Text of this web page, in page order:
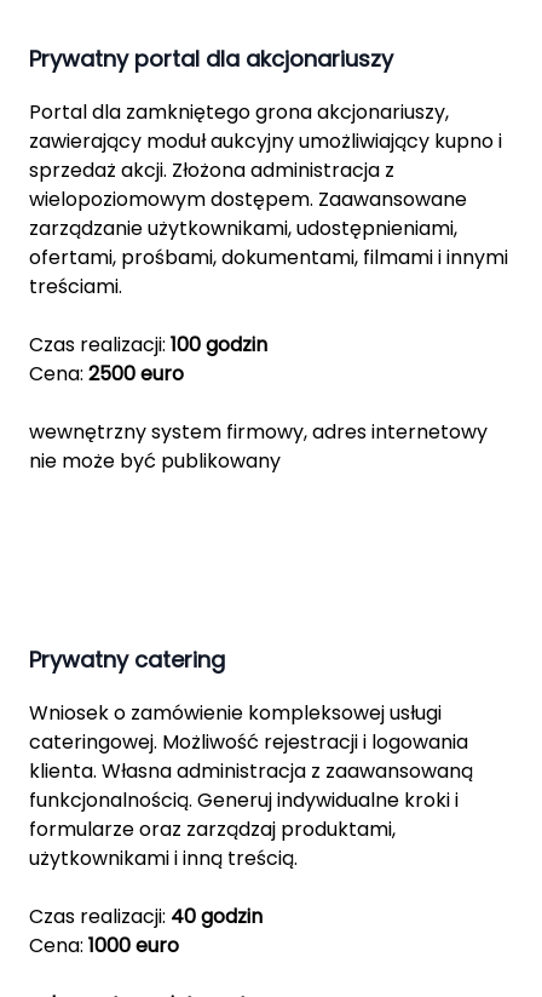
Prywatny portal dla akcjonariuszy
Portal dla zamkniętego grona akcjonariuszy,
zawierający moduł aukcyjny umożliwiający kupno i
sprzedaż akcji. Złożona administracja z
wielopoziomowym dostępem. Zaawansowane
zarządzanie użytkownikami, udostępnieniami,
ofertami, prośbami, dokumentami, filmami i innymi
treściami.
Czas realizacji: 100 godzin
Cena: 2500 euro
wewnętrzny system firmowy, adres internetowy
nie może być publikowany
Prywatny catering
Wniosek o zamówienie kompleksowej usługi
cateringowej. Możliwość rejestracji i logowania
klienta. Własna administracja z zaawansowaną
funkcjonalnością. Generuj indywidualne kroki i
formularze oraz zarządzaj produktami,
użytkownikami i inną treścią.
Czas realizacji: 40 godzin
Cena: 1000 euro